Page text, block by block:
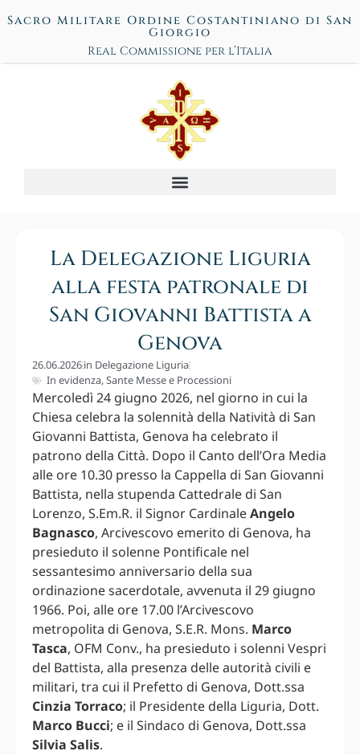
Sacro Militare Ordine Costantiniano di San
Giorgio
Real Commissione per l’Italia
La Delegazione Liguria
alla festa patronale di
San Giovanni Battista a
Genova
26.06.2026in Delegazione Liguria
In evidenza,Sante Messe e Processioni
Mercoledì 24 giugno 2026, nel giorno in cui la
Chiesa celebra la solennità della Natività di San
Giovanni Battista, Genova ha celebrato il
patrono della Città. Dopo il Canto dell’Ora Media
alle ore 10.30 presso la Cappella di San Giovanni
Battista, nella stupenda Cattedrale di San
Lorenzo, S.Em.R. il Signor CardinaleAngelo
Bagnasco, Arcivescovo emerito di Genova, ha
presieduto il solenne Pontificale nel
sessantesimo anniversario della sua
ordinazione sacerdotale, avvenuta il 29 giugno
1966. Poi, alle ore 17.00 l’Arcivescovo
metropolita di Genova, S.E.R. Mons. Marco
Tasca, OFM Conv., ha presieduto i solenni Vespri
del Battista, alla presenza delle autorità civili e
militari, tra cui il Prefetto di Genova, Dott.ssa
Cinzia Torraco; il Presidente della Liguria, Dott.
Marco Bucci; e il Sindaco di Genova, Dott.ssa
Silvia Salis.